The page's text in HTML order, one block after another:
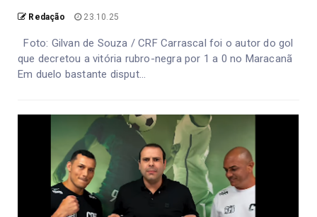
Redação 23.10.25
Foto: Gilvan de Souza / CRF Carrascal foi o autor do gol
que decretou a vitória rubro-negra por 1 a 0 no Maracanã
Em duelo bastante disput...